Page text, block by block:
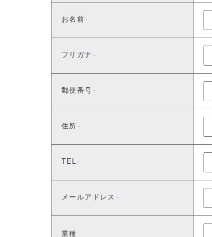
お名前 ※
フリガナ ※
郵便番号 ※
住所 ※
TEL ※
メールアドレス ※
業種